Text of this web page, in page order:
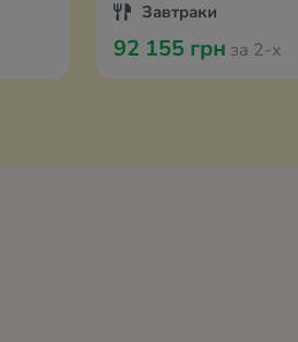
Завтраки
92 155 грн за 2-х